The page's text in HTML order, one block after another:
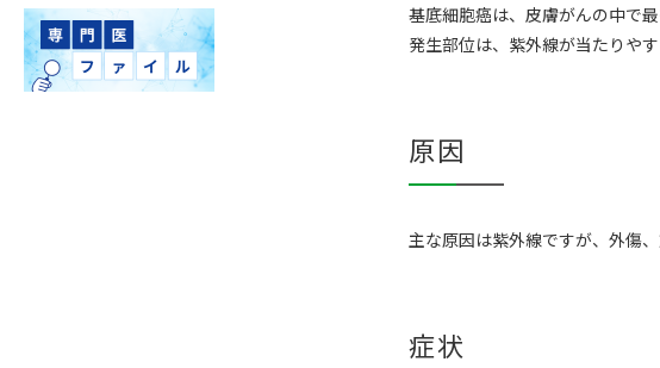
基底細胞癌は、皮膚がんの中で
発生部位は、紫外線が当たりや
原因
主な原因は紫外線ですが、外傷
症状